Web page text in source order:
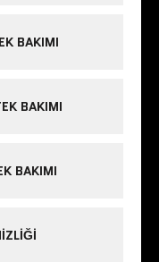
BAKIMI
BAKIMI
BAKIMI